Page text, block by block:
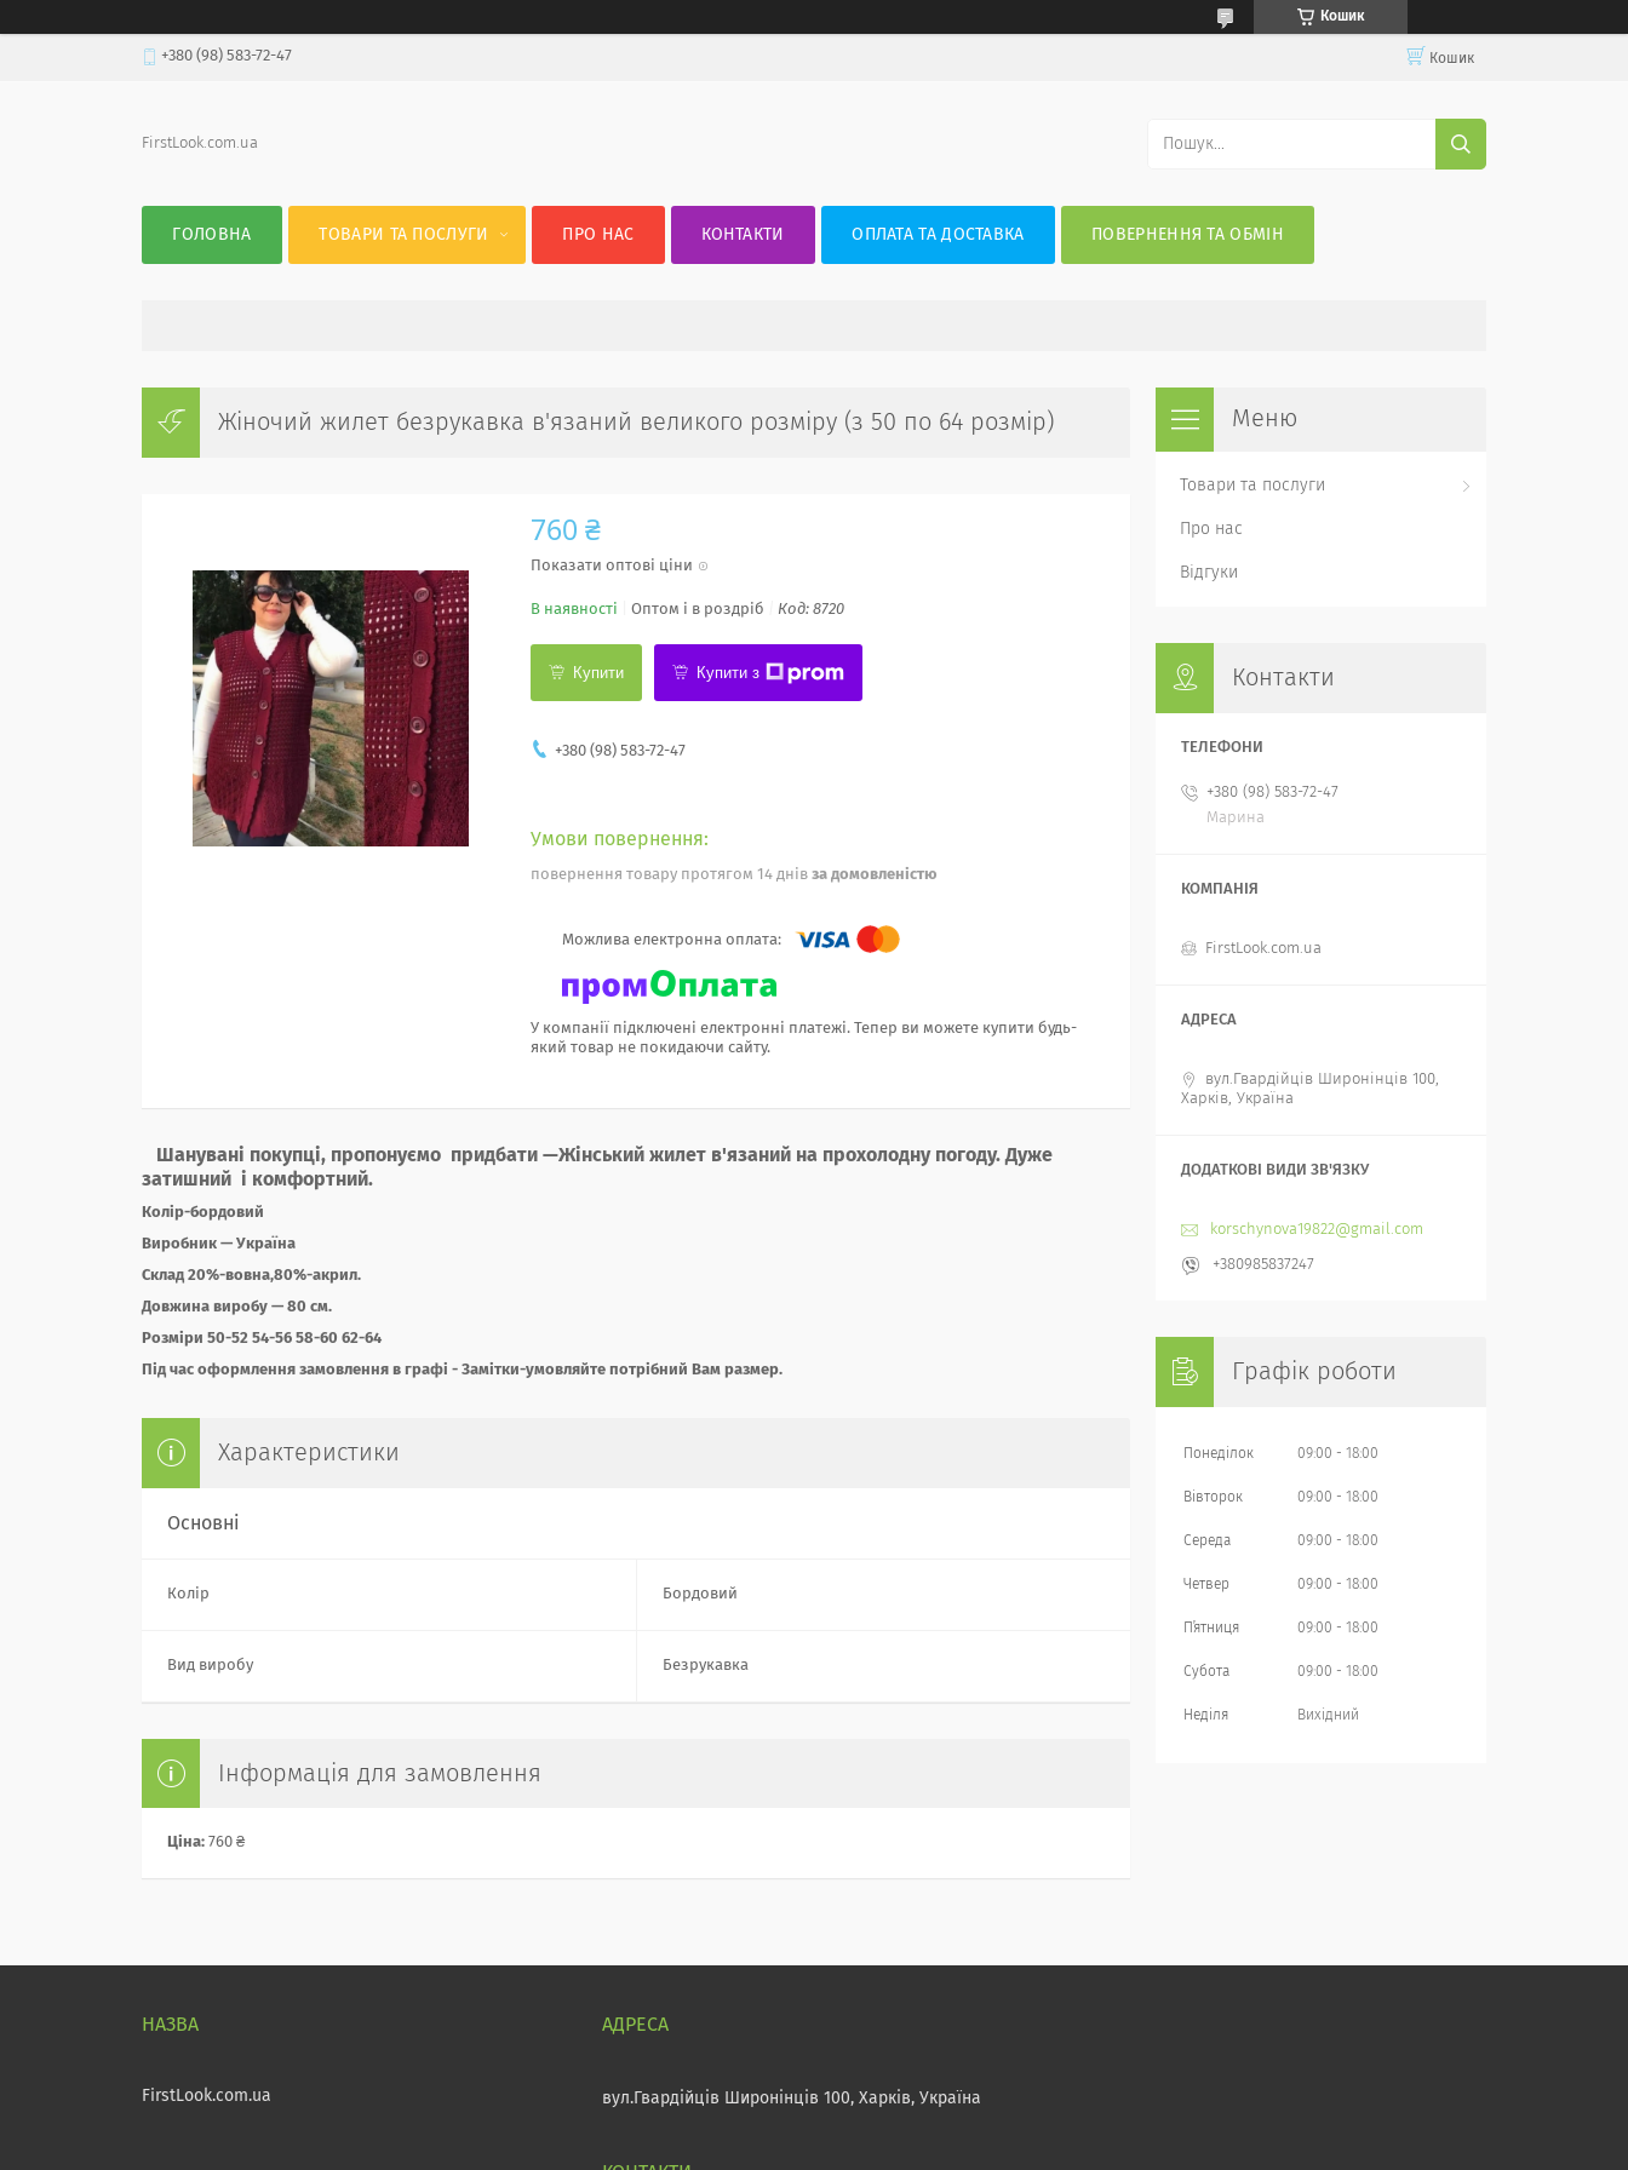
Кошик
+380 (98) 583-72-47 Кошик
FirstLook.com.ua
ГОЛОВНА ТОВАРИ ТА ПОСЛУГИ ПРО НАС КОНТАКТИ ОПЛАТА ТА ДОСТАВКА ПОВЕРНЕННЯ ТА ОБМІН
Жіночий жилет безрукавка в'язаний великого розміру (з 50 по 64 розмір)
760 ₴
Показати оптові ціни
В наявності Оптом і в роздріб Код: 8720
Купити Купити з
+380 (98) 583-72-47
повернення товару протягом 14 днів за домовленістю
У компанії підключені електронні платежі. Тепер ви можете купити будь-
який товар не покидаючи сайту.
Шанувані покупці, пропонуємо придбати —Жінський жилет в'язаний на прохолодну погоду. Дуже
затишний і комфортний.
Колір-бордовий
Виробник — Україна
Склад 20%-вовна,80%-акрил.
Довжина виробу — 80 см.
Розміри 50-52 54-56 58-60 62-64
Під час оформлення замовлення в графі - Замітки-умовляйте потрібний Вам размер.
Характеристики
Основні
Колір Бордовий
Вид виробу Безрукавка
Інформація для замовлення
Ціна: 760 ₴
Товари та послуги
Про нас
Відгуки
Контакти
+380 (98) 583-72-47
Марина
FirstLook.com.ua
вул.Гвардійців Широнінців 100,
Харків, Україна
korschynova19822@gmail.com
+380985837247
Графік роботи
Понеділок 09:00 18:00
Вівторок 09:00 18:00
Середа 09:00 18:00
Четвер 09:00 18:00
Пʼятниця 09:00 18:00
Субота 09:00 18:00
Неділя Вихідний
FirstLook.com.ua вул.Гвардійців Широнінців 100, Харків, Україна